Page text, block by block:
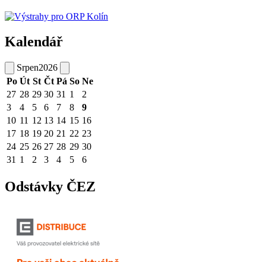
Kalendář
Srpen2026
Po Út St Čt Pá So Ne
27 28 29 30 31 1
2
3
4 5 6 7 8
9
10 11 12 13 14 15 16
17 18 19 20 21 22 23
24 25 26 27 28 29 30
31 1 2 3 4 5 6
Odstávky ČEZ